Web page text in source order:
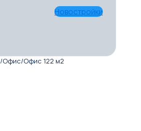
Новостройки
/Офис/Офис 122 м2